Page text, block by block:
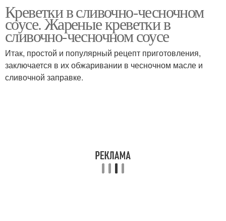
Креветки с чесноком Соус без сливок
Спагетти с креветками Пасты с креветками
Креветки в сливочно-чесночном
соусе. Жареные креветки в
сливочно-чесночном соусе
Итак, простой и популярный рецепт приготовления,
заключается в их обжаривании в чесночном масле и
сливочной заправке.